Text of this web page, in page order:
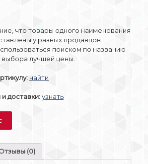
что товары одного наименования
у разных продавцов.
поиском по названию
выбора лучшей цены.
найти
доставки:узнать
(0)